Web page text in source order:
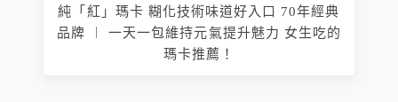
純「紅」瑪卡 糊化技術味道好入口 70年經典
品牌 ︱ 一天一包維持元氣提升魅力 女生吃的
瑪卡推薦！